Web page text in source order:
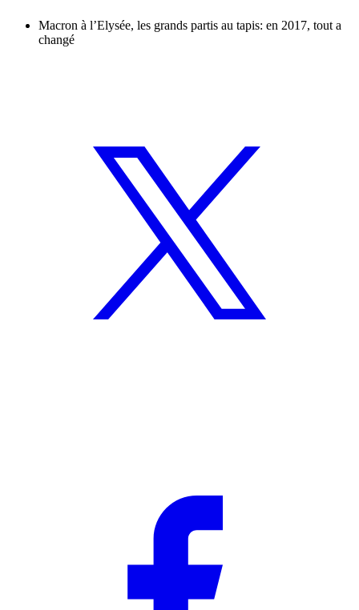
Macron à l’Elysée, les grands partis au tapis: en 2017, tout a
changé